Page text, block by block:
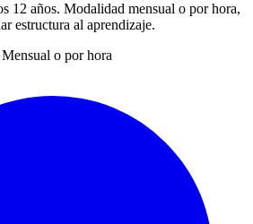
12 años. Modalidad mensual o por hora,
estructura al aprendizaje.
o por hora